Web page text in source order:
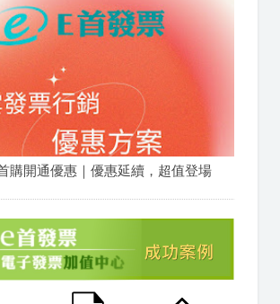
購開通優惠｜優惠延續，超值登場